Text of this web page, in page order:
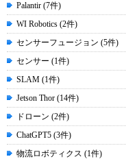
Palantir (7件)
WI Robotics (2件)
センサーフュージョン (5件)
センサー (1件)
SLAM (1件)
Jetson Thor (14件)
ドローン (2件)
ChatGPT5 (3件)
物流ロボティクス (1件)